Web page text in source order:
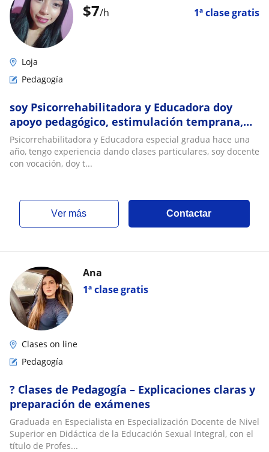
$7/h 1ª clase gratis
Loja
Pedagogía
soy Psicorrehabilitadora y Educadora doy
apoyo pedagógico, estimulación temprana,
terapia de lengua entre otros
Psicorrehabilitadora y Educadora especial gradua hace una
año, tengo experiencia dando clases particulares, soy docente
con vocación, doy t...
ver más Contactar
1ª clase gratis
Ana
Clases on line
Pedagogía
? Clases de Pedagogía – Explicaciones claras y
preparación de exámenes
Graduada en Especialista en Especialización Docente de Nivel
Superior en Didáctica de la Educación Sexual Integral, con el
título de Profes...